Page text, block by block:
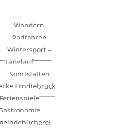
Wandern
Radfahren
Wintersport –
Langlauf
Sportstätten
Erndtebrück
Ferienspiele